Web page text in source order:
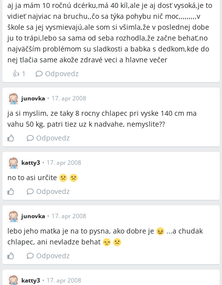
Spomenuté produkty a metódy
sladkosti,sladké nápoje,chipsy,čokoládky,keksíky,ovocné a
zeleninové bomby,judo,beh,nedeľné spoločné
túry,pudingy,UM,MM,kojenie,vyprážané jedlá,údené
jedlá,domáce jedlo,bio strava,fast foody,zmrzka,množenie
tukových buniek do 2 až 3 rokov
Miesta a osoby
USA,Timeika,Dominik,Leo
aj ja mám 10 ročnú dcérku,má 40 kíl,ale je aj dosť vysoká,je to
vidieť najviac na bruchu,,čo sa týka pohybu nič moc,,,,,,,,,v
škole sa jej vysmievajú,ale som si všimla,že v poslednej dobe
ju to trápi,lebo sa sama od seba rozhodla,že začne behať,no
najväčším problémom su sladkosti a babka s dedkom,kde do
nej tlačia same akože zdravé veci a hlavne večer
👍 1 Odpovedz
junovka • 17. apr 2008
ja si myslim, ze taky 8 rocny chlapec pri vyske 140 cm ma
vahu 50 kg, patri tiez uz k nadvahe, nemyslite??
Odpovedz
katty3 • 17. apr 2008
no to asi určite
Odpovedz
junovka • 17. apr 2008
lebo jeho matka je na to pysna, ako dobre je
...a chudak
chlapec, ani nevladze behat
Odpovedz
katty3 • 17. apr 2008